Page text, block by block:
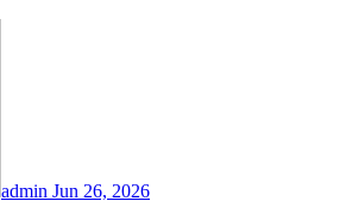
admin Jun 26, 2026